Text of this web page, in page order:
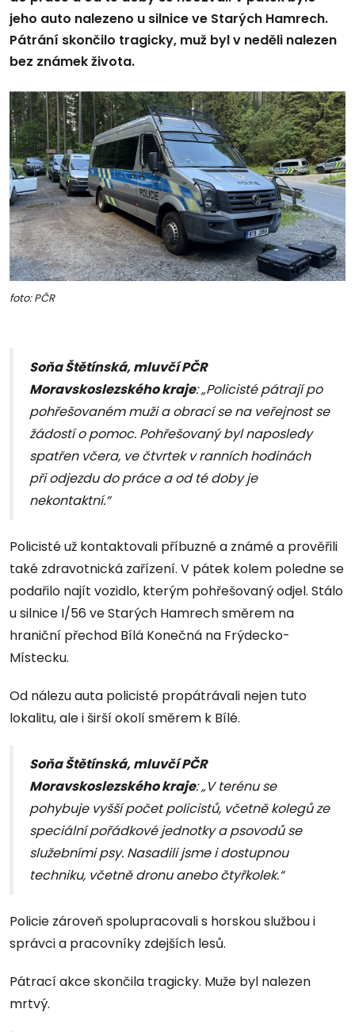
jeho auto nalezeno u silnice ve Starých Hamrech.
Pátrání skončilo tragicky, muž byl v neděli nalezen
bez známek života.
foto: PČR
Soňa Štětínská, mluvčí PČR
Moravskoslezského kraje: „Policisté pátrají po
pohřešovaném muži a obrací se na veřejnost se
žádostí o pomoc. Pohřešovaný byl naposledy
spatřen včera, ve čtvrtek v ranních hodinách
při odjezdu do práce a od té doby je
nekontaktní.“
Policisté už kontaktovali příbuzné a známé a prověřili
také zdravotnická zařízení. V pátek kolem poledne se
podařilo najít vozidlo, kterým pohřešovaný odjel. Stálo
u silnice I/56 ve Starých Hamrech směrem na
hraniční přechod Bílá Konečná na Frýdecko-
Místecku.
Od nálezu auta policisté propátrávali nejen tuto
lokalitu, ale i širší okolí směrem k Bílé.
Soňa Štětínská, mluvčí PČR
Moravskoslezského kraje: „V terénu se
pohybuje vyšší počet policistů, včetně kolegů ze
speciální pořádkové jednotky a psovodů se
služebními psy. Nasadili jsme i dostupnou
techniku, včetně dronu anebo čtyřkolek.“
Policie zároveň spolupracovali s horskou službou i
správci a pracovníky zdejších lesů.
Pátrací akce skončila tragicky. Muže byl nalezen
mrtvý.